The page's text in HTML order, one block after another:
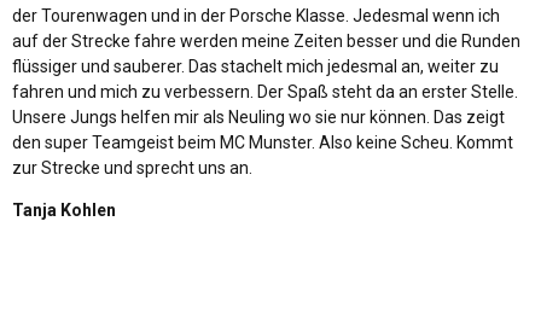
der Tourenwagen und in der Porsche Klasse. Jedesmal wenn ich
auf der Strecke fahre werden meine Zeiten besser und die Runden
flüssiger und sauberer. Das stachelt mich jedesmal an, weiter zu
fahren und mich zu verbessern. Der Spaß steht da an erster Stelle.
Unsere Jungs helfen mir als Neuling wo sie nur können. Das zeigt
den super Teamgeist beim MC Munster. Also keine Scheu. Kommt
zur Strecke und sprecht uns an.
Tanja Kohlen